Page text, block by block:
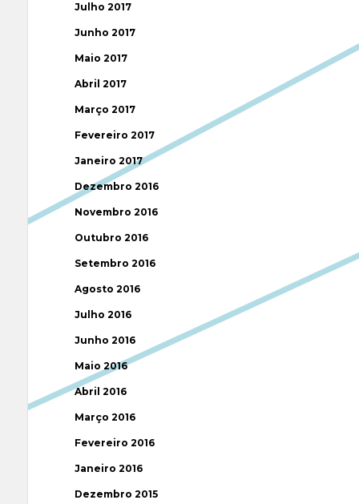
Julho 2017
Junho 2017
Maio 2017
Abril 2017
Março 2017
Fevereiro 2017
Janeiro 2017
Dezembro 2016
Novembro 2016
Outubro 2016
Setembro 2016
Agosto 2016
Julho 2016
Junho 2016
Maio 2016
Abril 2016
Março 2016
Fevereiro 2016
Janeiro 2016
Dezembro 2015